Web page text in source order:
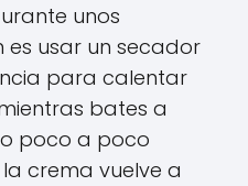
unos
es usar un secador
para calentar
bates a
poco a poco
crema vuelve a